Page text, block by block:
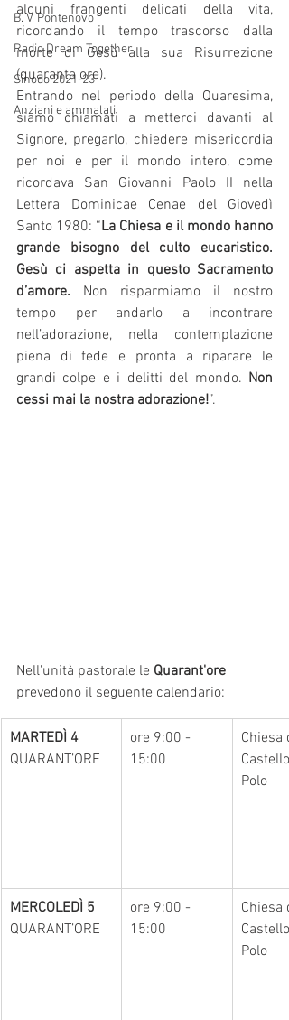
B. V. Pontenovo
Radio Dream Together
Sinodo 2021-23
Anziani e ammalati
alcuni frangenti delicati della vita,
ricordando il tempo trascorso dalla
morte di Gesù alla sua Risurrezione
(quaranta ore).
Entrando nel periodo della Quaresima,
siamo chiamati a metterci davanti al
Signore, pregarlo, chiedere misericordia
per noi e per il mondo intero, come
ricordava San Giovanni Paolo II nella
Lettera Dominicae Cenae del Giovedì
Santo 1980: “La Chiesa e il mondo hanno
grande bisogno del culto eucaristico.
Gesù ci aspetta in questo Sacramento
d’amore. Non risparmiamo il nostro
tempo per andarlo a incontrare
nell’adorazione, nella contemplazione
piena di fede e pronta a riparare le
grandi colpe e i delitti del mondo. Non
cessi mai la nostra adorazione!”.
Nell'unità pastorale le Quarant'ore
prevedono il seguente calendario:
MARTEDÌ 4
QUARANT’ORE
ore 9:00 -
15:00
Chiesa
Polo
MERCOLEDÌ 5
QUARANT’ORE
ore 9:00 -
15:00
Chiesa
Polo